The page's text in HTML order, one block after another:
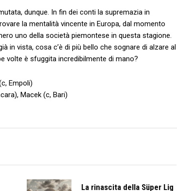
dunque. In fin dei conti la supremazia in
la mentalità vincente in Europa, dal momento
uno della società piemontese in questa stagione.
in vista, cosa c’è di più bello che sognare di alzare al
volte è sfuggita incredibilmente di mano?
Empoli)
Macek (c, Bari)
La rinascita della Süper Lig